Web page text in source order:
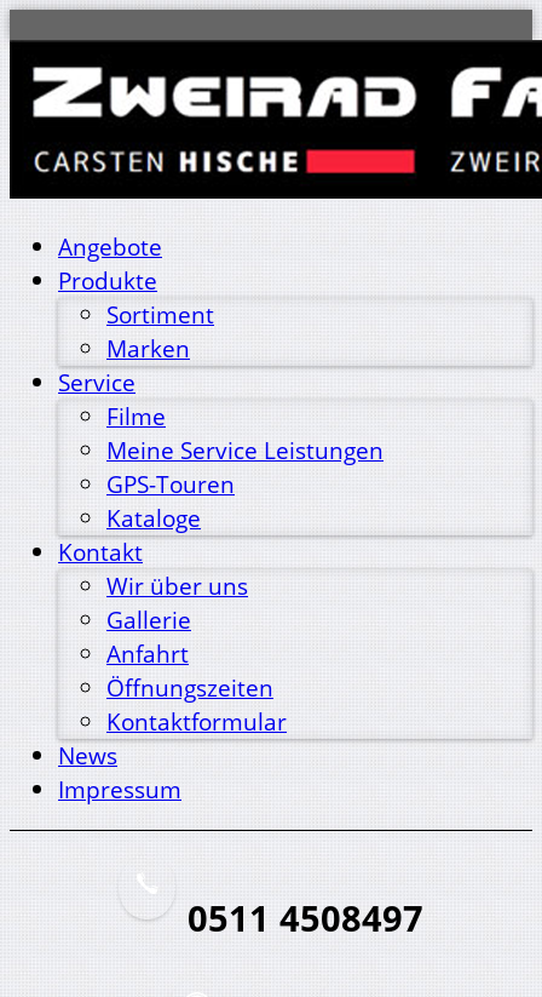
Angebote
Produkte
Sortiment
Marken
Service
Filme
Meine Service Leistungen
GPS-Touren
Kataloge
Kontakt
Wir über uns
Gallerie
Anfahrt
Öffnungszeiten
Kontaktformular
News
Impressum
0511 4508497